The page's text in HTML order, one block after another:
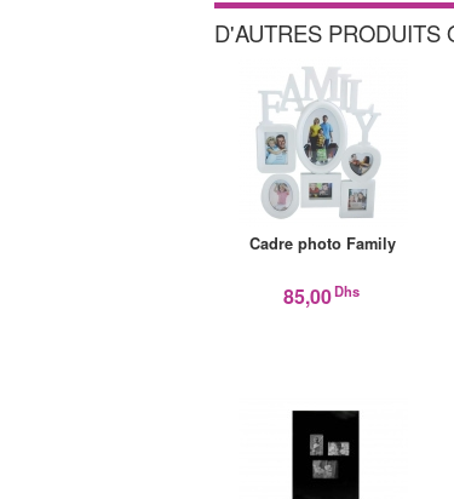
D'AUTRES PRODUITS
Cadre photo Family
85,00Dhs